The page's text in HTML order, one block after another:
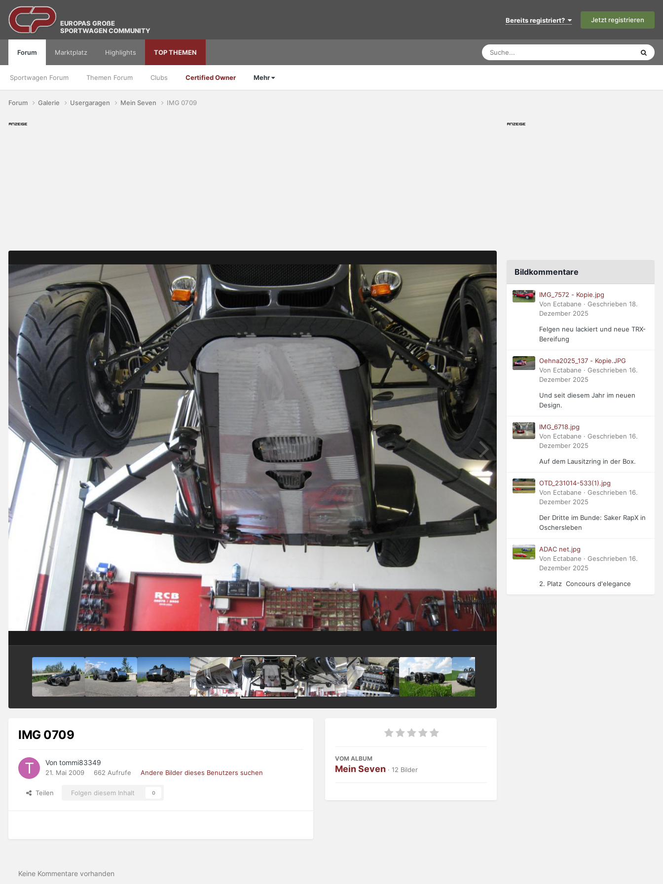
EUROPAS GROßE
SPORTWAGEN COMMUNITY
Bereits registriert? Jetzt registrieren
Forum
Sportwagen Forum Themen Forum Clubs Certified Owner Mehr
Marktplatz Highlights TOP THEMEN
Forum Galerie Usergaragen Mein Seven IMG 0709
IMG 0709
Von tommi83349
21. Mai 2009 662 Aufrufe Andere Bilder dieses Benutzers suchen
Teilen Folgen diesem Inhalt 0
VOM ALBUM
Mein Seven · 12 Bilder
Keine Kommentare vorhanden
Bildkommentare
IMG_7572 - Kopie.jpg
Von Ectabane · Geschrieben 18.
Dezember 2025
Felgen neu lackiert und neue TRX-
Bereifung
Oehna2025_137 - Kopie.JPG
Von Ectabane · Geschrieben 16.
Dezember 2025
Und seit diesem Jahr im neuen
Design.
IMG_6718.jpg
Von Ectabane · Geschrieben 16.
Dezember 2025
Auf dem Lausitzring in der Box.
OTD_231014-533(1).jpg
Von Ectabane · Geschrieben 16.
Dezember 2025
Der Dritte im Bunde: Saker RapX in
Oschersleben
ADAC net.jpg
Von Ectabane · Geschrieben 16.
Dezember 2025
2. Platz Concours d'elegance